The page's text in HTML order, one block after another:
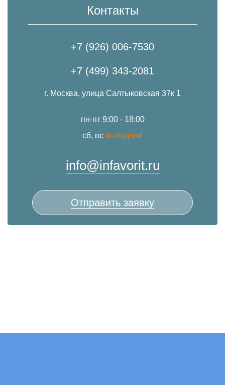
Контакты
+7 (926) 006-7530
+7 (499) 343-2081
г. Москва, улица Салтыковская 37к 1
пн-пт 9:00 - 18:00
сб, вс выходной
info@infavorit.ru
Отправить заявку